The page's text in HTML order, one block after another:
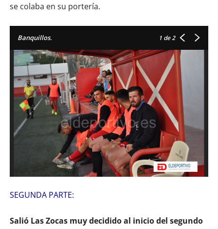
se colaba en su portería.
Banquillos. 1 de 2
SEGUNDA PARTE:
Salió Las Zocas muy decidido al inicio del segundo